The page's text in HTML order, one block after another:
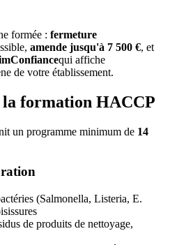
formée : fermeture
amende jusqu'à 7 500 €, et
qui affiche
de votre établissement.
formation HACCP
un programme minimum de 14
(Salmonella, Listeria, E.
de produits de nettoyage,